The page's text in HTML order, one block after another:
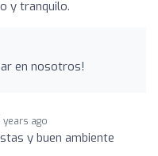
y tranquilo.
en nosotros!
years ago
y buen ambiente